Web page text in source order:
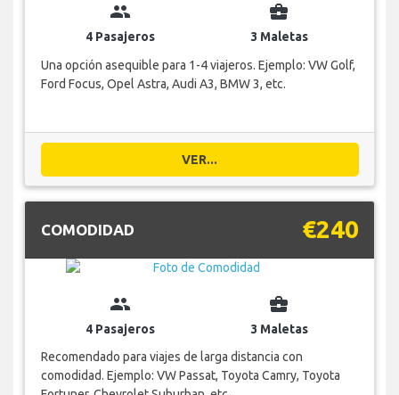
group
4 Pasajeros
business_center
3 Maletas
Una opción asequible para 1-4 viajeros. Ejemplo: VW Golf,
Ford Focus, Opel Astra, Audi A3, BMW 3, etc.
VER...
COMODIDAD €240
group
4 Pasajeros
business_center
3 Maletas
Recomendado para viajes de larga distancia con
comodidad. Ejemplo: VW Passat, Toyota Camry, Toyota